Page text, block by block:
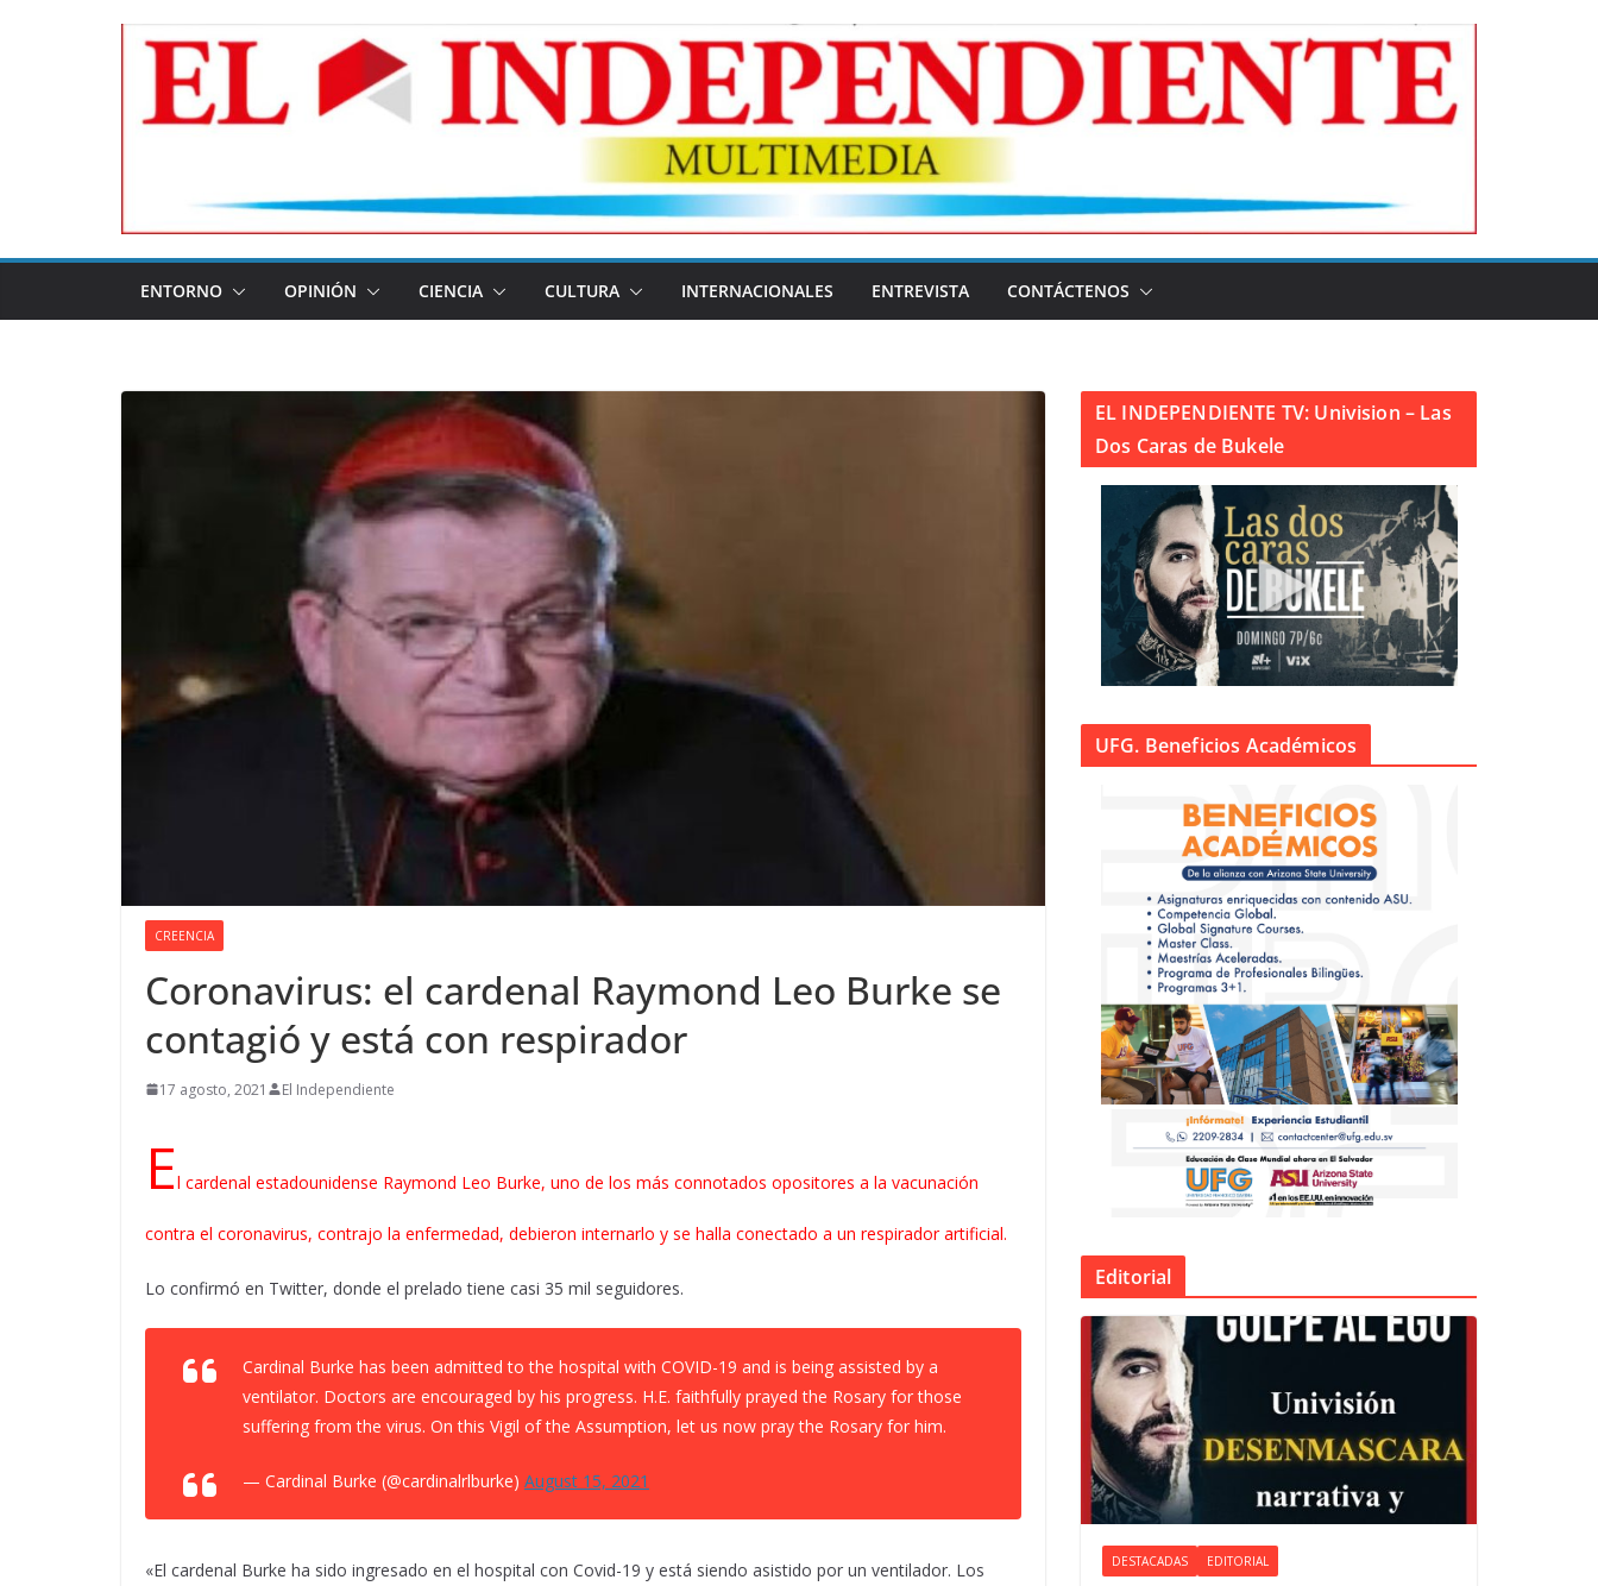
ENTORNO OPINIÓN CIENCIA CULTURA INTERNACIONALES ENTREVISTA CONTÁCTENOS
CREENCIA
Coronavirus: el cardenal Raymond Leo Burke se
contagió y está con respirador
17 agosto, 2021 El Independiente
El cardenal estadounidense Raymond Leo Burke, uno de los más connotados opositores a la vacunación
contra el coronavirus, contrajo la enfermedad, debieron internarlo y se halla conectado a un respirador artificial.
Lo confirmó en Twitter, donde el prelado tiene casi 35 mil seguidores.
Cardinal Burke has been admitted to the hospital with COVID-19 and is being assisted by a
ventilator. Doctors are encouraged by his progress. H.E. faithfully prayed the Rosary for those
suffering from the virus. On this Vigil of the Assumption, let us now pray the Rosary for him.
— Cardinal Burke (@cardinalrlburke) August 15, 2021
«El cardenal Burke ha sido ingresado en el hospital con Covid-19 y está siendo asistido por un ventilador. Los
EL INDEPENDIENTE TV: Univision – Las
Dos Caras de Bukele
UFG. Beneficios Académicos
Editorial
DESTACADAS EDITORIAL